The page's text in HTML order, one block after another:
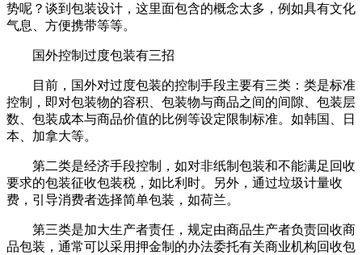
势呢？谈到包装设计，这里面包含的概念太多，例如具有文化
气息、方便携带等等。
国外控制过度包装有三招
目前，国外对过度包装的控制手段主要有三类：类是标准
控制，即对包装物的容积、包装物与商品之间的间隙、包装层
数、包装成本与商品价值的比例等设定限制标准。如韩国、日
本、加拿大等。
第二类是经济手段控制，如对非纸制包装和不能满足回收
要求的包装征收包装税，如比利时。另外，通过垃圾计量收
费，引导消费者选择简单包装，如荷兰。
第三类是加大生产者责任，规定由商品生产者负责回收商
品包装，通常可以采用押金制的办法委托有关商业机构回收包